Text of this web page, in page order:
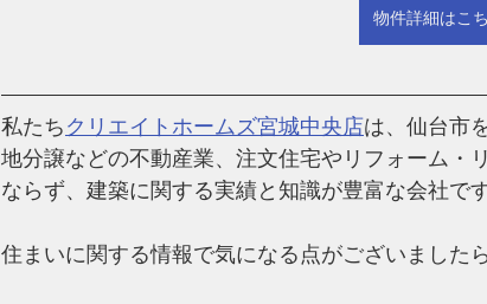
物件詳細はこ
私たち クリエイトホームズ宮城中央店は、仙台市
地分譲などの不動産業、注文住宅やリフォーム・
ならず、建築に関する実績と知識が豊富な会社です
住まいに関する情報で気になる点がございました